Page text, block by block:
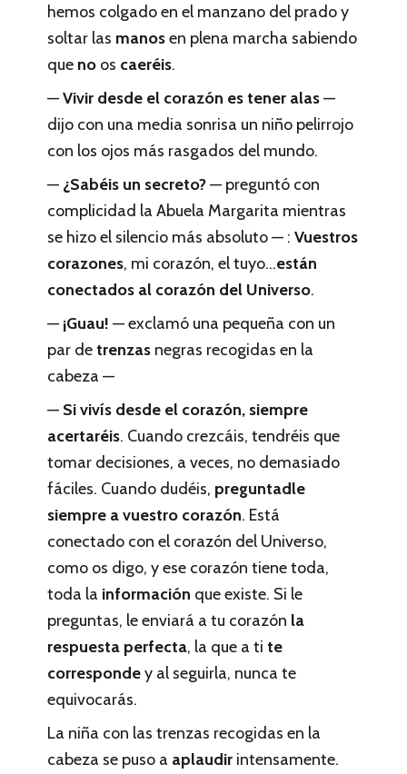
hemos colgado en el manzano del prado y
soltar las manosen plena marcha sabiendo
que no os caeréis.
—Vivir desde el corazón es tener alas—
dijo con una media sonrisa un niño pelirrojo
con los ojos más rasgados del mundo.
— ¿Sabéis un secreto?— preguntó con
complicidad la Abuela Margarita mientras
se hizo el silencio más absoluto — :Vuestros
corazones, mi corazón, el tuyo…están
conectados al corazón del Universo.
— ¡Guau! — exclamó una pequeña con un
par detrenzas negras recogidas en la
cabeza —
— Si vivís desde el corazón, siempre
acertaréis. Cuando crezcáis, tendréis que
tomar decisiones, a veces, no demasiado
fáciles. Cuando dudéis, preguntadle
siempre a vuestro corazón. Está
conectado con el corazón del Universo,
como os digo, y ese corazón tiene toda,
toda la información que existe. Si le
preguntas, le enviará a tu corazón la
respuesta perfecta, la que a ti te
correspondey al seguirla, nunca te
equivocarás.
La niña con las trenzas recogidas en la
cabeza se puso a aplaudir intensamente.